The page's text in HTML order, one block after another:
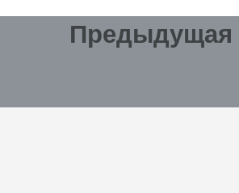
Предыдущая